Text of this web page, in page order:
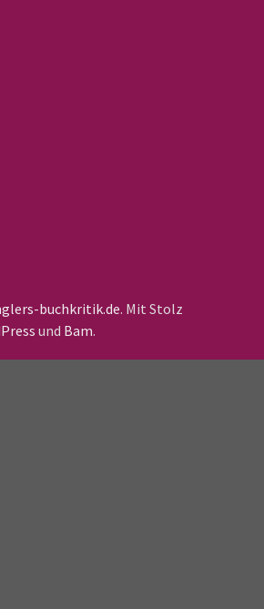
buchkritik.de. Mit Stolz
und Bam.